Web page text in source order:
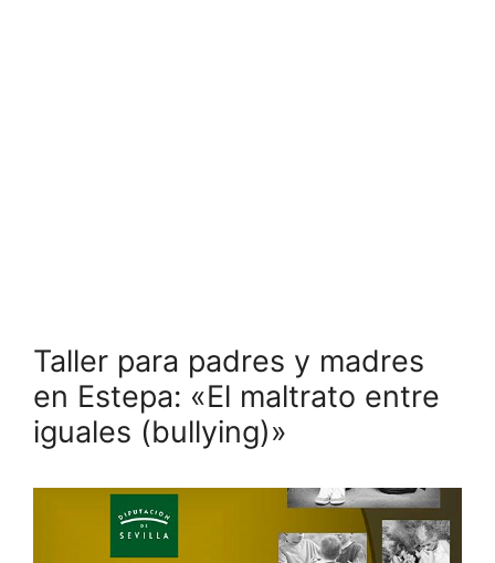
Taller para padres y madres
en Estepa: «El maltrato entre
iguales (bullying)»